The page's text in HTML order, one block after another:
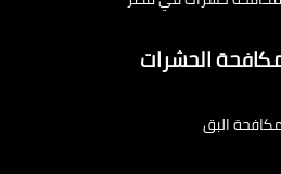
الحشرات
البق